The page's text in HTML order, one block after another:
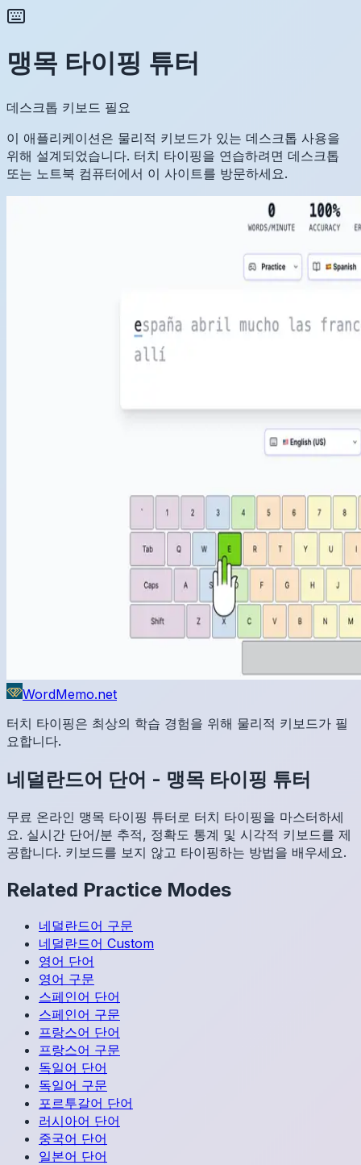
맹목 타이핑 튜터
데스크톱 키보드 필요
이 애플리케이션은 물리적 키보드가 있는 데스크톱 사용을
위해 설계되었습니다. 터치 타이핑을 연습하려면 데스크톱
또는 노트북 컴퓨터에서 이 사이트를 방문하세요.
WordMemo.net
터치 타이핑은 최상의 학습 경험을 위해 물리적 키보드가 필
요합니다.
네덜란드어 단어 - 맹목 타이핑 튜터
무료 온라인 맹목 타이핑 튜터로 터치 타이핑을 마스터하세
요. 실시간 단어/분 추적, 정확도 통계 및 시각적 키보드를 제
공합니다. 키보드를 보지 않고 타이핑하는 방법을 배우세요.
Related Practice Modes
네덜란드어 구문
네덜란드어 Custom
영어 단어
영어 구문
스페인어 단어
스페인어 구문
프랑스어 단어
프랑스어 구문
독일어 단어
독일어 구문
포르투갈어 단어
러시아어 단어
중국어 단어
일본어 단어